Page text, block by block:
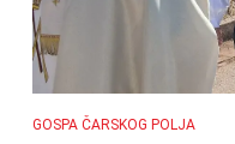
GOSPA ČARSKOG POLJA